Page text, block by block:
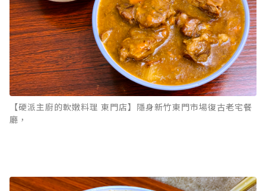
【硬派主廚的軟嫩料理 東門店】隱身新竹東門市場復古老宅餐
廳，